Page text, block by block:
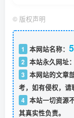
© 版权声明
1 本网站名称：
2 本站永久网址：
3 本网站的文章
考，如有侵权，请
4 本站一切资源
其真实性负责。